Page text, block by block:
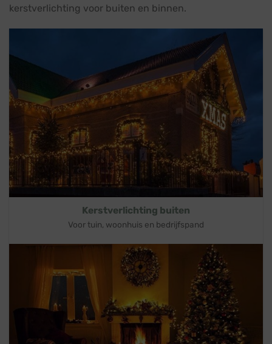
kerstverlichting voor buiten en binnen.
Kerstverlichting buiten
Voor tuin, woonhuis en bedrijfspand